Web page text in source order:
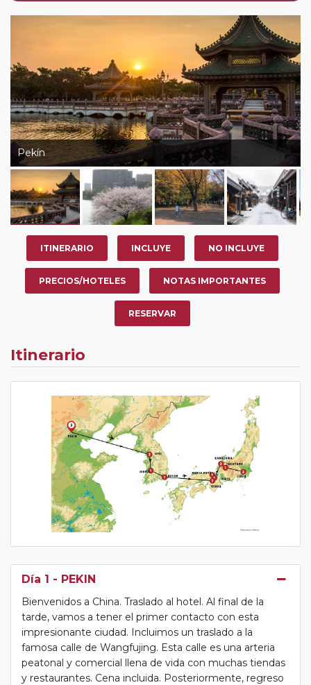
nuestro Club de Pasajeros (cuya obtención se realiza
tras rellenar el cuestionario de satisfacción en "Mi viaje")
o los que estén en luna de miel contarán con un
descuento del 5%.
Pekín
ITINERARIO INCLUYE NO INCLUYE
PRECIOS/HOTELES NOTAS IMPORTANTES
RESERVAR
Itinerario
Día 1 - PEKIN
Bienvenidos a China. Traslado al hotel. Al final de la
tarde, vamos a tener el primer contacto con esta
impresionante ciudad. Incluimos un traslado a la
famosa calle de Wangfujing. Esta calle es una arteria
peatonal y comercial llena de vida con muchas tiendas
y restaurantes. Cena incluida. Posteriormente, regreso